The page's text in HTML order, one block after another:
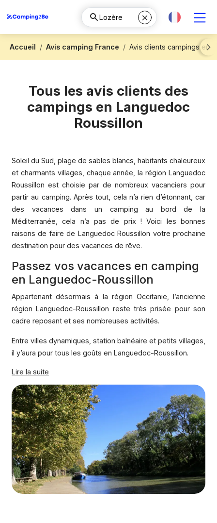
Accueil Avis camping France
Avis clients campings en
Next
Tous les avis clients des
campings en Languedoc
Roussillon
Soleil du Sud, plage de sables blancs, habitants chaleureux
et charmants villages, chaque année, la région Languedoc
Roussillon est choisie par de nombreux vacanciers pour
partir au camping. Après tout, cela n’a rien d’étonnant, car
des vacances dans un camping au bord de la
Méditerranée, cela n’a pas de prix ! Voici les bonnes
raisons de faire de Languedoc Roussillon votre prochaine
destination pour des vacances de rêve.
Passez vos vacances en camping
en Languedoc-Roussillon
Appartenant désormais à la région Occitanie, l’ancienne
région Languedoc-Roussillon reste très prisée pour son
cadre reposant et ses nombreuses activités.
Entre villes dynamiques, station balnéaire et petits villages,
il y’aura pour tous les goûts en Languedoc-Roussillon.
Lire la suite